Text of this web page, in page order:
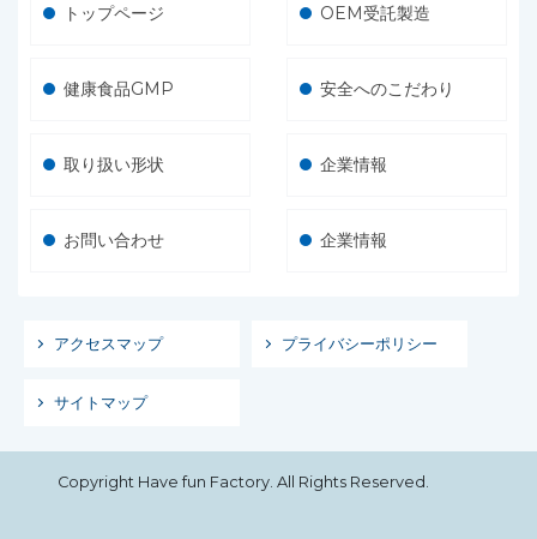
トップページ OEM受託製造
健康食品GMP 安全へのこだわり
取り扱い形状 企業情報
お問い合わせ 企業情報
アクセスマップ プライバシーポリシー
サイトマップ
Copyright Have fun Factory. All Rights Reserved.